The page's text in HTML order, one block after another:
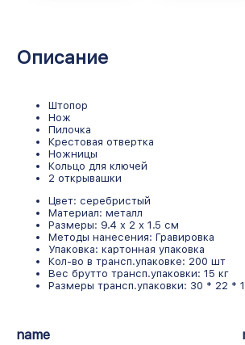
Описание
Штопор
Нож
Пилочка
Крестовая отвертка
Ножницы
Кольцо для ключей
2 открывашки
Цвет: серебристый
Материал: металл
Размеры: 9.4 x 2 x 1.5 см
Методы нанесения: Гравировка
Упаковка: картонная упаковка
Кол-во в трансп.упаковке: 200 шт
Вес брутто трансп.упаковки: 15 кг
Размеры трансп.упаковки: 30 * 22 *
name